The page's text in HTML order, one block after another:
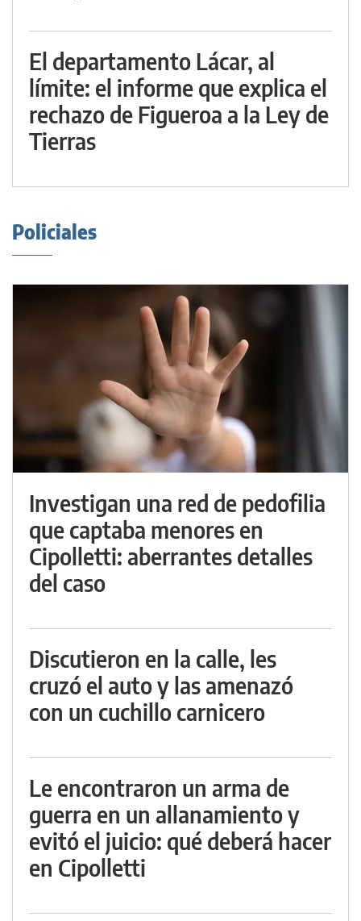
El departamento Lácar, al
límite: el informe que explica el
rechazo de Figueroa a la Ley de
Tierras
Policiales
Investigan una red de pedofilia
que captaba menores en
Cipolletti: aberrantes detalles
del caso
Discutieron en la calle, les
cruzó el auto y las amenazó
con un cuchillo carnicero
Le encontraron un arma de
guerra en un allanamiento y
evitó el juicio: qué deberá hacer
en Cipolletti